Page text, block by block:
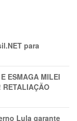
para
ESMAGA MILEI
RETALIAÇÃO
Lula garante